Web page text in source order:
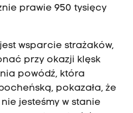
prawie 950 tysięcy
wsparcie strażaków,
przy okazji klęsk
powódź, która
pokazała, że
nie jesteśmy w stanie